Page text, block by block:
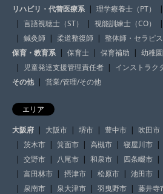
リハビリ・代替医療系
理学療養士（PT）
言語視聴士（ST）
視能訓練士（CO）
鍼灸師
柔道整復師
整体師・セラピ
保育・教育系
保育士 保育補助 幼稚
児童発達支援管理責任者
インストラク
その他
営業/管理/その他
エリア
大阪府
大阪市 堺市 豊中市 吹田市
茨木市
箕面市 高槻市 寝屋川市
交野市
八尾市 和泉市 四条畷市
富田林市
摂津市 松原市 池田市
泉南市
泉大津市 羽曳野市 藤井寺